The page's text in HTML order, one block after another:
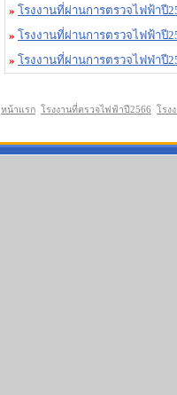
» โรงงานที่ผ่านการตรวจไฟฟ้าปี
» โรงงานที่ผ่านการตรวจไฟฟ้าปี
» โรงงานที่ผ่านการตรวจไฟฟ่าปี
หน้าแรก โรงงานที่ตรวจไฟฟ้าปี2566 โรง